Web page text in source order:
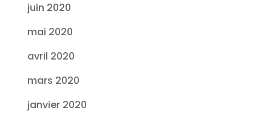
juin 2020
mai 2020
avril 2020
mars 2020
janvier 2020